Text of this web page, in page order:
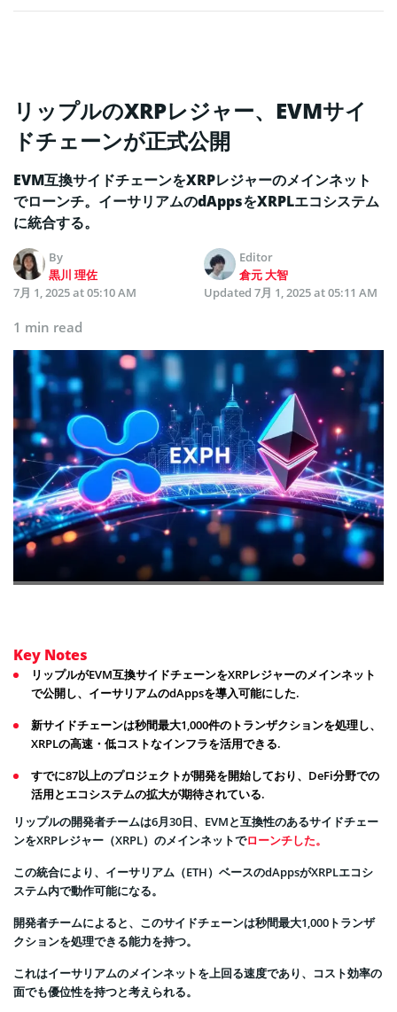
リップルのXRPレジャー、EVMサイ
ドチェーンが正式公開
EVM互換サイドチェーンをXRPレジャーのメインネット
でローンチ。イーサリアムのdAppsをXRPLエコシステム
に統合する。
By
黒川 理佐
Editor
倉元 大智
7月 1, 2025 at 05:10 AM
Updated 7月 1, 2025 at 05:11 AM
1 min read
Key Notes
リップルがEVM互換サイドチェーンをXRPレジャーのメインネット
で公開し、イーサリアムのdAppsを導入可能にした.
新サイドチェーンは秒間最大1,000件のトランザクションを処理し、
XRPLの高速・低コストなインフラを活用できる.
すでに87以上のプロジェクトが開発を開始しており、DeFi分野での
活用とエコシステムの拡大が期待されている.
リップルの開発者チームは6月30日、EVMと互換性のあるサイドチェー
ンをXRPレジャー（XRPL）のメインネットでローンチした。
この統合により、イーサリアム（ETH）ベースのdAppsがXRPLエコシ
ステム内で動作可能になる。
開発者チームによると、このサイドチェーンは秒間最大1,000トランザ
クションを処理できる能力を持つ。
これはイーサリアムのメインネットを上回る速度であり、コスト効率の
面でも優位性を持つと考えられる。